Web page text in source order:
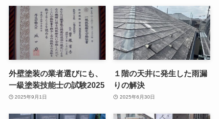
外壁塗装の業者選びにも、
一級塗装技能士の試験2025
2025年9月1日
１階の天井に発生した雨漏
りの解決
2025年6月30日